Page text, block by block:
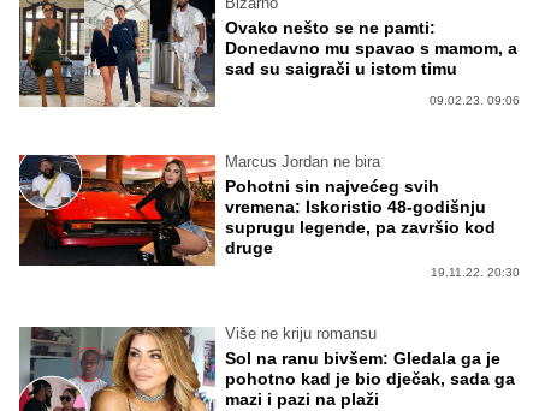
Ovako nešto se ne pamti:
Donedavno mu spavao s mamom, a
sad su saigrači u istom timu
09.02.23. 09:06
Marcus Jordan ne bira
Pohotni sin najvećeg svih
vremena: Iskoristio 48-godišnju
suprugu legende, pa završio kod
druge
19.11.22. 20:30
Više ne kriju romansu
Sol na ranu bivšem: Gledala ga je
pohotno kad je bio dječak, sada ga
mazi i pazi na plaži